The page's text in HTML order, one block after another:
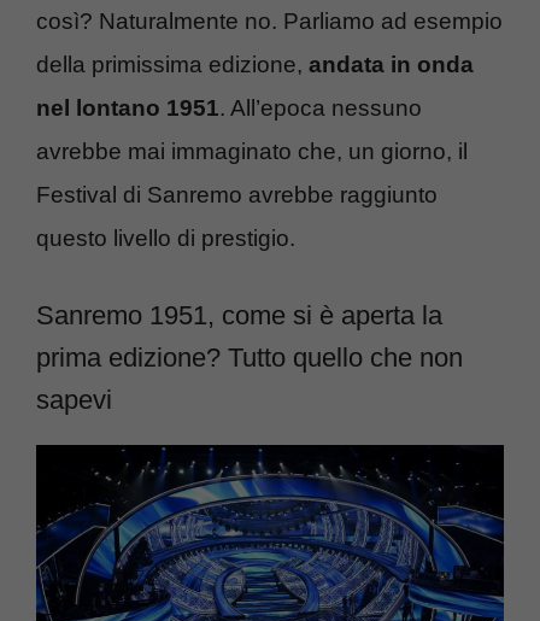
così? Naturalmente no. Parliamo ad esempio
della primissima edizione, andata in onda
nel lontano 1951. All’epoca nessuno
avrebbe mai immaginato che, un giorno, il
Festival di Sanremo avrebbe raggiunto
questo livello di prestigio.
Sanremo 1951, come si è aperta la
prima edizione? Tutto quello che non
sapevi